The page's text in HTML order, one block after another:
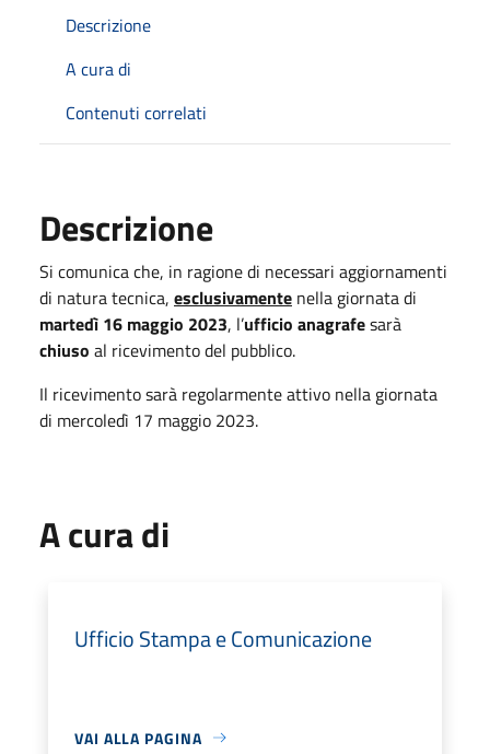
Descrizione
A cura di
Contenuti correlati
Descrizione
Si comunica che, in ragione di necessari aggiornamenti
di natura tecnica, esclusivamente nella giornata di
martedì 16 maggio 2023, l’ufficio anagrafesarà
chiuso al ricevimento del pubblico.
Il ricevimento sarà regolarmente attivo nella giornata
di mercoledì 17 maggio 2023.
A cura di
Ufficio Stampa e Comunicazione
VAI ALLA PAGINA